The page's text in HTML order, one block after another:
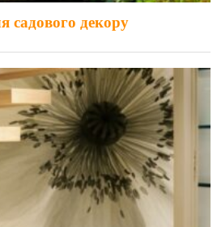
садового декору